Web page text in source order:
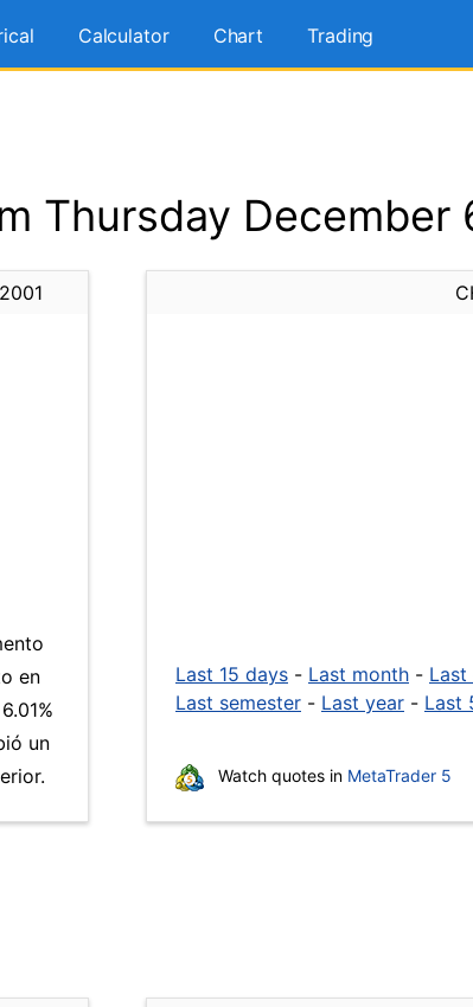
Calculator Chart Trading
Thursday December
en
un
Last 15 days - Last month -
Last semester - Last year - Last
Watch quotes in MetaTrader 5